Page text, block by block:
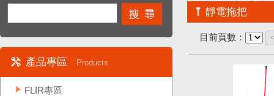
產品專區 Products
FLIR專區
靜電拖把
目前頁數：